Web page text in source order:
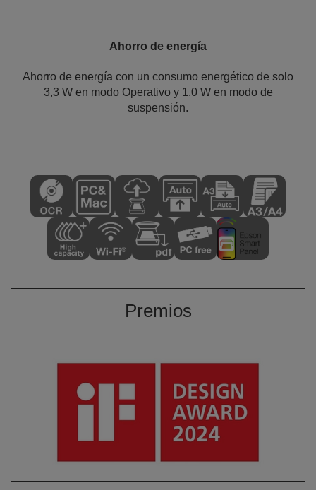
Ahorro de energía
Ahorro de energía con un consumo energético de solo
3,3 W en modo Operativo y 1,0 W en modo de
suspensión.
Premios